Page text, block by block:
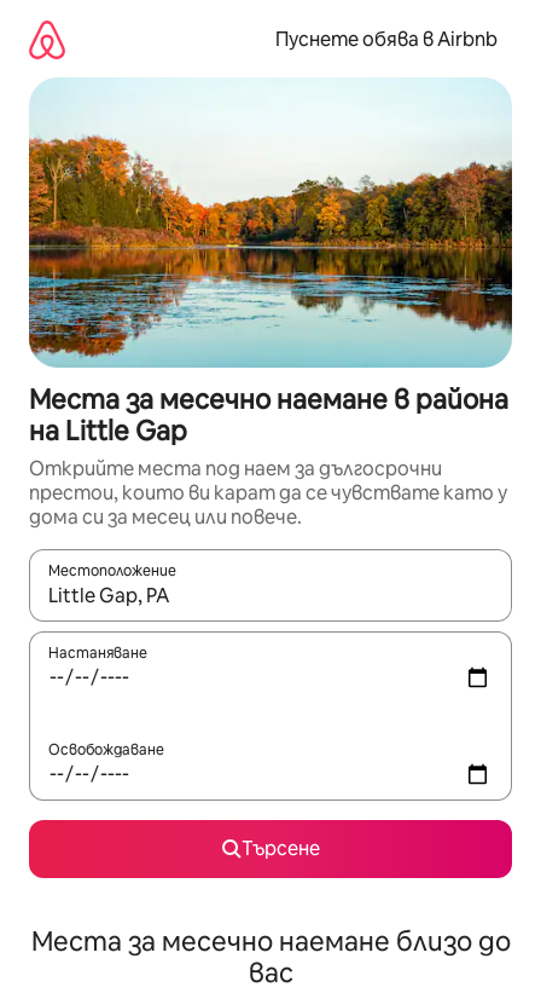
съдържанието
Пуснете обява в Airbnb
Места за месечно наемане в района
на Little Gap
Открийте места под наем за дългосрочни
престои, които ви карат да се чувствате като у
дома си за месец или повече.
Местоположение
Когато резултатите се покажат, използвайте
Настаняване
Освобождаване
Търсене
Места за месечно наемане близо до
вас